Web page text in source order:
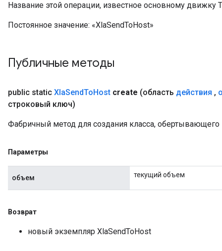
Название этой операции, известное основному движку
Постоянное значение: «XlaSendToHost»
Публичные методы
public static XlaSendToHost create (область действия ,
строковый ключ)
Фабричный метод для создания класса,
Параметры
объем текущий объем
Возврат
новый экземпляр XlaSendToHost